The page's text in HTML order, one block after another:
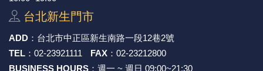
台北新⽣⾨市
ADD ： 台北市中正區新⽣南路⼀段12巷2號
TEL ： 02-23921111 FAX ： 02-23212800
BUSINESS HOURS ：週一 ~ 週日 09:00~21:30